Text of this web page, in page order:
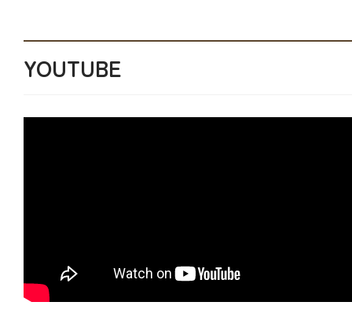
YOUTUBE